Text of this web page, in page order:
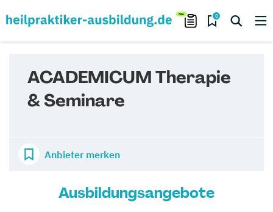
0
ACADEMICUM Therapie
& Seminare
Anbieter merken
Ausbildungsangebote